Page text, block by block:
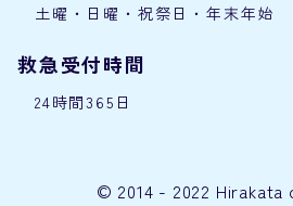
土曜・日曜・祝祭日・年末年始
救急受付時間
24時間365日
© 2014 - 2022